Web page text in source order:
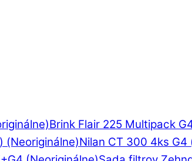
Brink Flair 225 Multipack
Nilan CT 300 4ks